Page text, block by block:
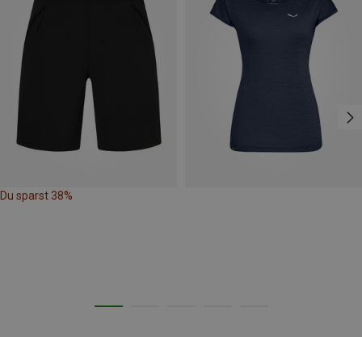
Du sparst 38%